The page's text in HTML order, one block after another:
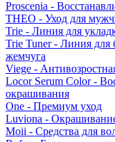
Proscenia -
THEO - Уход для
Trie - Линия для
Trie Tuner - Линия для
жемчуга
Viege -
Locor Serum Color -
окрашивания
One - Премиум уход
Luviona -
Moii - Средства для